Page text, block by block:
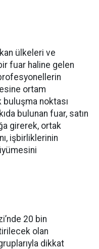
ülkeleri ve
fuar haline gelen
ortam
noktası
bulunan fuar, satın
girerek, ortak
işbirliklerinin
20 bin
olan
dikkat